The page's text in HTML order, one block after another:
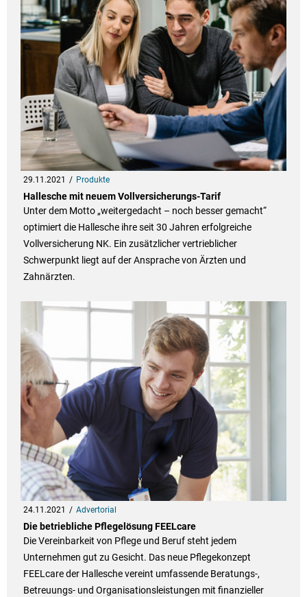
29.11.2021 Produkte
Hallesche mit neuem Vollversicherungs-Tarif
Unter dem Motto „weitergedacht – noch besser gemacht“
optimiert die Hallesche ihre seit 30 Jahren erfolgreiche
Vollversicherung NK. Ein zusätzlicher vertrieblicher
Schwerpunkt liegt auf der Ansprache von Ärzten und
Zahnärzten.
24.11.2021 Advertorial
Die betriebliche Pflegelösung FEELcare
Die Vereinbarkeit von Pflege und Beruf steht jedem
Unternehmen gut zu Gesicht. Das neue Pflegekonzept
FEELcare der Hallesche vereint umfassende Beratungs-,
Betreuungs- und Organisationsleistungen mit finanzieller